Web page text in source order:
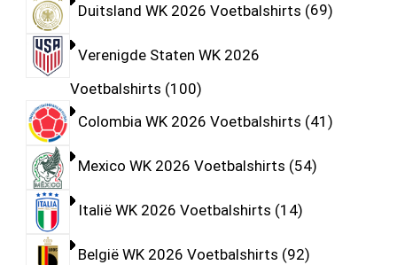
Duitsland WK 2026 Voetbalshirts 69
Verenigde Staten WK 2026
Voetbalshirts 100
Colombia WK 2026 Voetbalshirts 41
Mexico WK 2026 Voetbalshirts 54
Italië WK 2026 Voetbalshirts 14
België WK 2026 Voetbalshirts 92